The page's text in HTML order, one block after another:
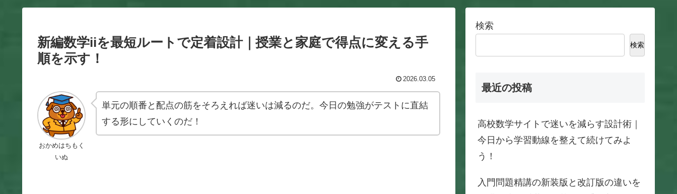
新編数学iiを最短ルートで定着設計｜授業と家庭で得点に変える手
順を示す！
2026.03.05
おかめはちもく
いぬ
単元の順番と配点の筋をそろえれば迷いは減るのだ。今日の勉強がテストに直結
する形にしていくのだ！
検索
検索
最近の投稿
高校数学サイトで迷いを減らす設計術｜
今日から学習動線を整えて続けてみよ
う！
入門問題精講の新装版と改訂版の違いを